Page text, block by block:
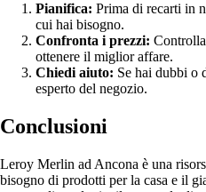
Pianifica: Prima di recarti in
cui hai bisogno.
Confronta i prezzi:
ottenere il miglior affare.
Chiedi aiuto: Se hai dubbi o
esperto del negozio.
Conclusioni
Leroy Merlin ad Ancona è una
bisogno di prodotti per la casa e il